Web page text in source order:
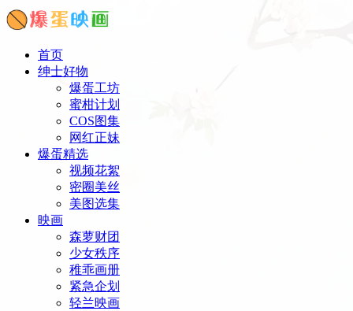
首页
绅士好物
爆蛋工坊
蜜柑计划
COS图集
网红正妹
爆蛋精选
视频花絮
密圈美丝
美图选集
映画
森萝财团
少女秩序
稚乖画册
紧急企划
轻兰映画